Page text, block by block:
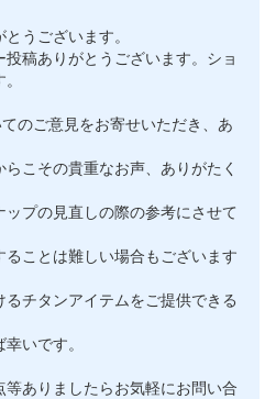
うございます。
投稿ありがとうございます。ショ
のご意見をお寄せいただき、あ
こその貴重なお声、ありがたく
プの見直しの際の参考にさせて
ことは難しい場合もございます
チタンアイテムをご提供できる
いです。
ありましたらお気軽にお問い合